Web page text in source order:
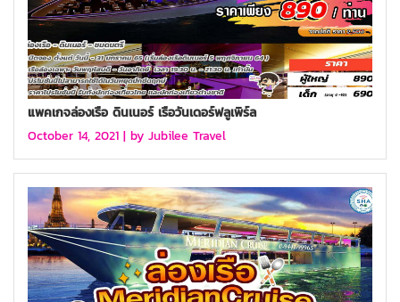
แพคเกจล่องเรือ ดินเนอร์ เรือวันเดอร์ฟลูเพิร์ล
October 14, 2021 | by Jubilee Travel